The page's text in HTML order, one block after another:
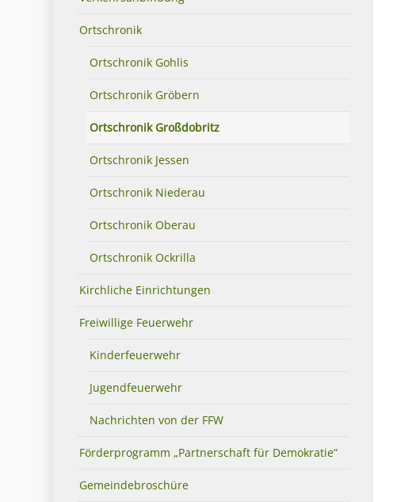
Ortschronik
Ortschronik Gohlis
Ortschronik Gröbern
Ortschronik Großdobritz
Ortschronik Jessen
Ortschronik Niederau
Ortschronik Oberau
Ortschronik Ockrilla
Kirchliche Einrichtungen
Freiwillige Feuerwehr
Kinderfeuerwehr
Jugendfeuerwehr
Nachrichten von der FFW
Förderprogramm „Partnerschaft für Demokratie“
Gemeindebroschüre